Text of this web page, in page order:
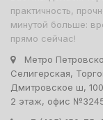
практичность,
минутой больше:
прямо сейчас!
Метро
Селигерская,
Дмитровское ш,
2 этаж, офис